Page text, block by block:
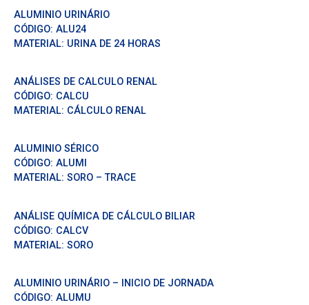
ALUMINIO URINÁRIO
CÓDIGO: ALU24
MATERIAL: URINA DE 24 HORAS
ANÁLISES DE CALCULO RENAL
CÓDIGO: CALCU
MATERIAL: CÁLCULO RENAL
ALUMINIO SÉRICO
CÓDIGO: ALUMI
MATERIAL: SORO – TRACE
ANÁLISE QUÍMICA DE CÁLCULO BILIAR
CÓDIGO: CALCV
MATERIAL: SORO
ALUMINIO URINÁRIO – INICIO DE JORNADA
CÓDIGO: ALUMU